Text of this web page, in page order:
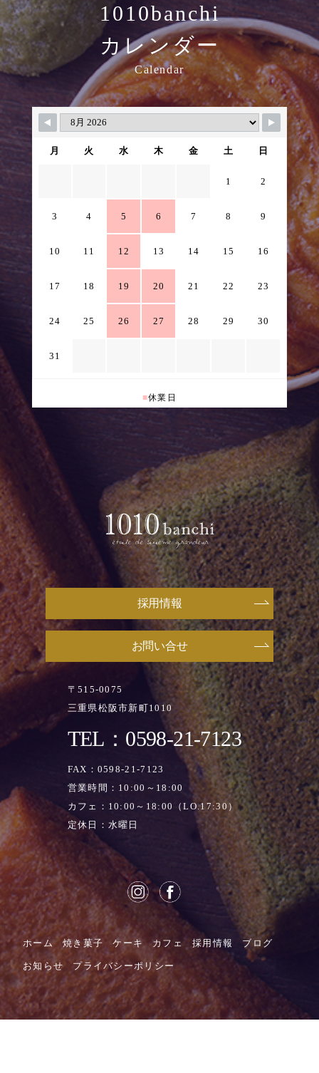
1010banchi
カレンダー
Calendar
月 火 水 木 金 土 日
1 2
3 4 5 6 7 8 9
10 11 12 13 14 15 16
17 18 19 20 21 22 23
24 25 26 27 28 29 30
31
■休業日
〒515-0075
三重県松阪市新町1010
TEL：0598-21-7123
FAX：0598-21-7123
営業時間：10:00～18:00
カフェ：10:00～18:00（LO.17:30）
定休日：水曜日
お問い合せ
採用情報
ホーム 焼き菓子 ケーキ カフェ 採用情報 ブログ
お知らせ プライバシーポリシー